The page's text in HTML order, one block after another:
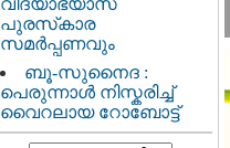
വിദ്യാഭ്യാസ
പുരസ്‌കാര
സമർപ്പണവും
ബൂ-സുനൈദ :
പെരുന്നാൾ നിസ്കരിച്ച്
വൈറലായ റോബോട്ട്